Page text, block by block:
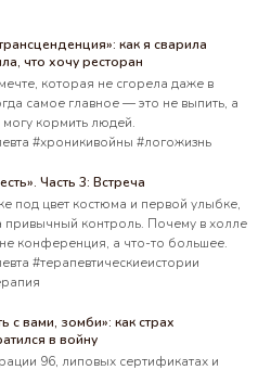
как я сварила
что хочу ресторан
которая не сгорела даже в
самое главное — это не выпить, а
могу кормить людей.
#хроникивойны #логожизнь
Часть 3: Встреча
под цвет костюма и первой улыбке,
привычный контроль. Почему в холле
конференция, а что-то большее.
#терапевтическиеистории
с вами, зомби»: как страх
в войну
96, липовых сертификатах и